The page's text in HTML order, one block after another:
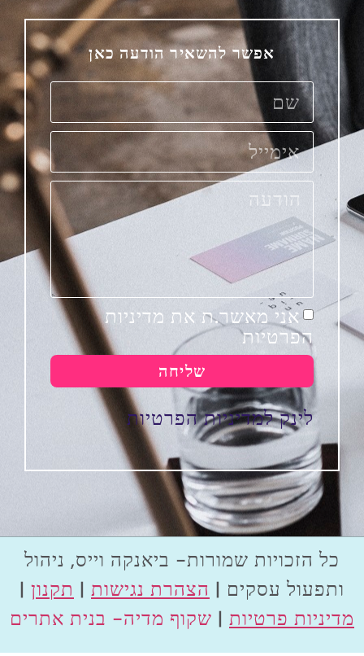
אפשר להשאיר הודעה כאן
אני מאשר.ת את מדיניות
הפרטיות
שליחה
לינק למדיניות הפרטיות
כל הזכויות שמורות- ביאנקה וייס, ניהול
ותפעול עסקים | הצהרת נגישות | תקנון |
מדיניות פרטיות | שקוף מדיה- בנית אתרים